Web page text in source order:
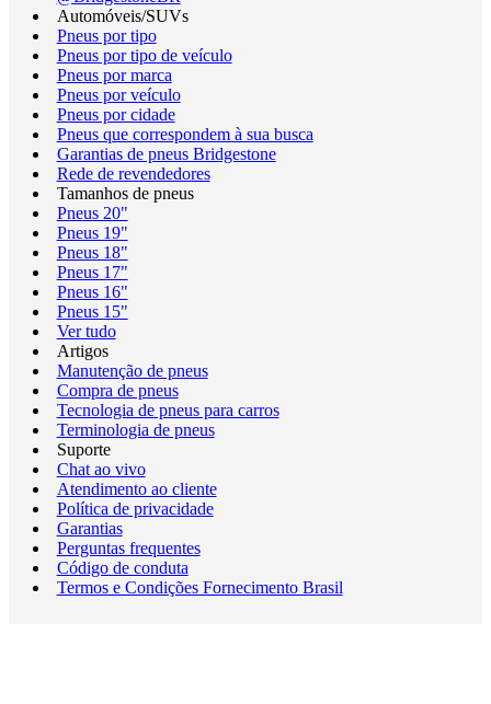
Automóveis/SUVs
Pneus por tipo
Pneus por tipo de veículo
Pneus por marca
Pneus por veículo
Pneus por cidade
Pneus que correspondem à sua busca
Garantias de pneus Bridgestone
Rede de revendedores
Tamanhos de pneus
Pneus 20"
Pneus 19"
Pneus 18"
Pneus 17"
Pneus 16"
Pneus 15"
Ver tudo
Artigos
Manutenção de pneus
Compra de pneus
Tecnologia de pneus para carros
Terminologia de pneus
Suporte
Chat ao vivo
Atendimento ao cliente
Política de privacidade
Garantias
Perguntas frequentes
Código de conduta
Termos e Condições Fornecimento Brasil